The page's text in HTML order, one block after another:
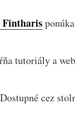
tutoriály a
Dostupné cez